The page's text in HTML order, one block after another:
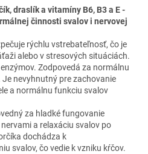
draslík a vitamíny B6, B3 a E -
činnosti svalov i nervovej
rýchlu vstrebateľnosť, čo je
alebo v stresových situáciách.
Zodpovedá za normálnu
nevyhnutný pre zachovanie
a normálnu funkciu svalov
za hladké fungovanie
a relaxáciu svalov po
dochádza k
svalov, čo vedie k vzniku kŕčov.